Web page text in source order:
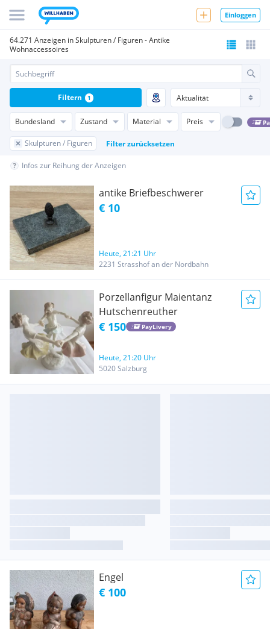
Einloggen
64.271 Anzeigen in Skulpturen / Figuren - Antike
Wohnaccessoires
Bundesland Zustand Material Preis
Skulpturen / Figuren Filter zurücksetzen
Filtern 1
Infos zur Reihung der Anzeigen
antike Briefbeschwerer
€ 10
Heute, 21:21 Uhr
2231 Strasshof an der Nordbahn
Porzellanfigur Maientanz
Hutschenreuther
€ 150 PayLivery
Heute, 21:20 Uhr
5020 Salzburg
Engel
€ 100